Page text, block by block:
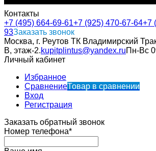
Контакты
+7 (495) 664-69-61+7 (925) 470-67-64+7
93Заказать звонок
Москва, г. Реутов ТК Владимирский
В, этаж-2.kupitplintus@yandex.ruПн-Вс
Личный кабинет
Избранное
СравнениеТовар в сравнении
Вход
Регистрация
Заказать обратный звонок
Номер телефона*